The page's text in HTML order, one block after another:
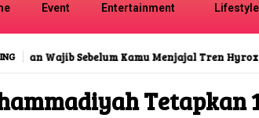
Event Entertainment Lifestyle
Kentaro Sakaguchi dan Lee Joon-gi Dipaksa
Tetapkan